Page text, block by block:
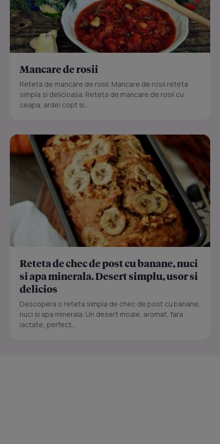
Mancare de rosii
Reteta de mancare de rosii. Mancare de rosii reteta
simpla si delicioasa. Reteta de mancare de rosii cu
ceapa, ardei copt si...
Reteta de chec de post cu banane, nuci
si apa minerala. Desert simplu, usor si
delicios
Descopera o reteta simpla de chec de post cu banane,
nuci si apa minerala. Un desert moale, aromat, fara
lactate, perfect...